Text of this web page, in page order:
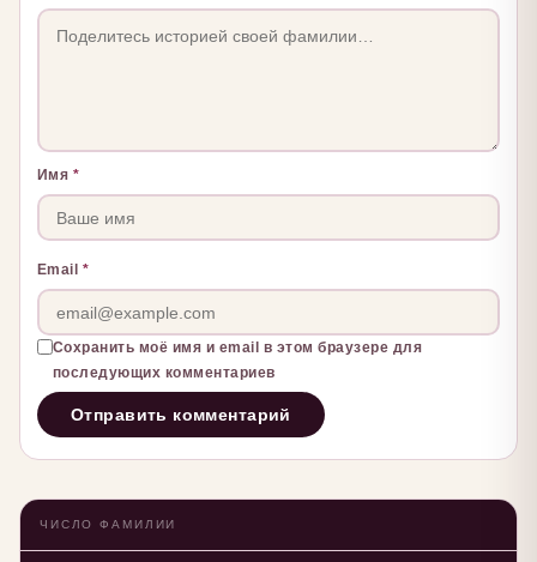
Имя *
Email *
Сохранить моё имя и email в этом браузере для
последующих комментариев
ЧИСЛО ФАМИЛИИ